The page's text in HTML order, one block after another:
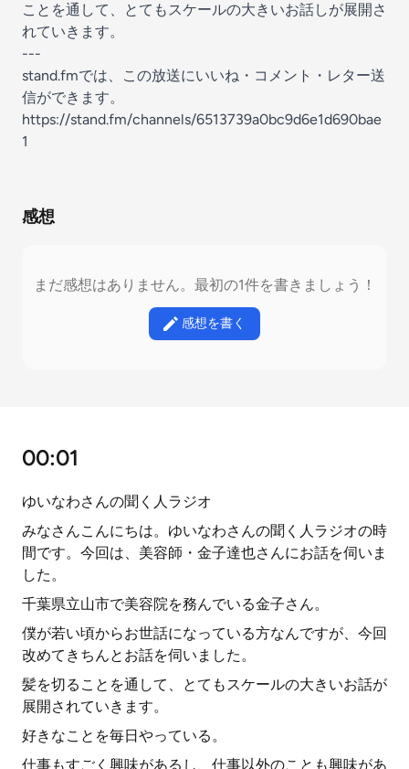
ことを通して、とてもスケールの大きいお話しが展開さ
れていきます。
---
stand.fmでは、この放送にいいね・コメント・レター送
信ができます。
https://stand.fm/channels/6513739a0bc9d6e1d690bae
1
感想
まだ感想はありません。最初の1件を書きましょう！
感想を書く
00:01
ゆいなわさんの聞く人ラジオ
みなさんこんにちは。ゆいなわさんの聞く人ラジオの時
間です。今回は、美容師・金子達也さんにお話を伺いま
した。
千葉県立山市で美容院を務んでいる金子さん。
僕が若い頃からお世話になっている方なんですが、今回
改めてきちんとお話を伺いました。
髪を切ることを通して、とてもスケールの大きいお話が
展開されていきます。
好きなことを毎日やっている。
仕事もすごく興味があるし、仕事以外のことも興味があ